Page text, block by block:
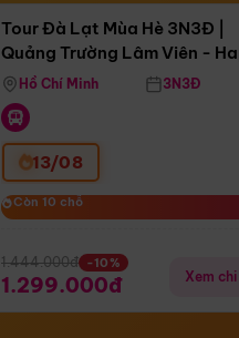
Còn04 ngày 13:53:32
Tour Đà Lạt Mùa Hè 3N3Đ |
Quảng Trường Lâm Viên -
Hill - Puppy Farm
Hồ Chí Minh 3N3Đ
13/08
Còn 10 chỗ
Còn 10 chỗ
1.444.000đ -10%
1.299.000đ Xem